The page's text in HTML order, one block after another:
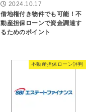
2024.10.17
借地権付き物件でも可能！不
動産担保ローンで資金調達す
るためのポイント
不動産担保ローン評判